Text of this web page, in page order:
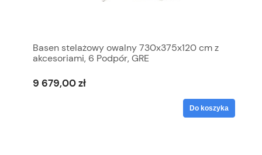
Basen stelażowy owalny 730x375x120 cm z
akcesoriami, 6 Podpór, GRE
9 679,00 zł
Do koszyka